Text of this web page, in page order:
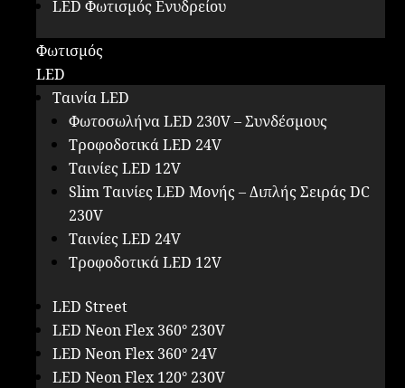
LED Φωτισμός Ενυδρείου
Φωτισμός
LED
Ταινία LED
Φωτοσωλήνα LED 230V – Συνδέσμους
Τροφοδοτικά LED 24V
Ταινίες LED 12V
Slim Ταινίες LED Μονής – Διπλής Σειράς DC
230V
Ταινίες LED 24V
Τροφοδοτικά LED 12V
LED Street
LED Neon Flex 360° 230V
LED Neon Flex 360° 24V
LED Neon Flex 120° 230V